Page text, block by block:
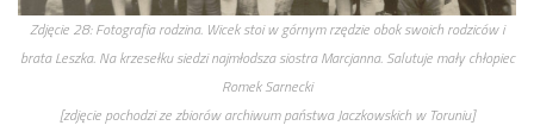
Zdjęcie 28:Fotografia rodzina. Wicek stoi w górnym rzędzie obok swoich rodziców i
brata Leszka. Na krzesełku siedzi najmłodsza siostra Marcjanna. Salutuje mały chłopiec
Romek Sarnecki
[zdjęcie pochodzi ze zbiorów archiwum państwa Jaczkowskich w Toruniu]